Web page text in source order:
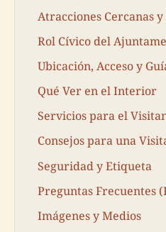
Atracciones Cercanas
Rol Cívico del
Ubicación, Acceso y
Qué Ver en el Interior
Servicios para el
Consejos para una
Seguridad y Etiqueta
Preguntas Frecuentes
Imágenes y Medios